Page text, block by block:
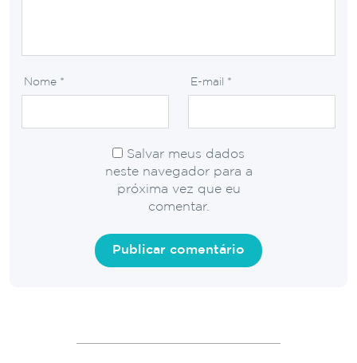
Nome * E-mail *
Salvar meus dados
neste navegador para a
próxima vez que eu
comentar.